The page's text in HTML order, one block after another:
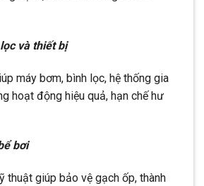
và thiết bị
máy bơm, bình lọc, hệ thống gia
hoạt động hiệu quả, hạn chế hư
bơi
thuật giúp bảo vệ gạch ốp, thành